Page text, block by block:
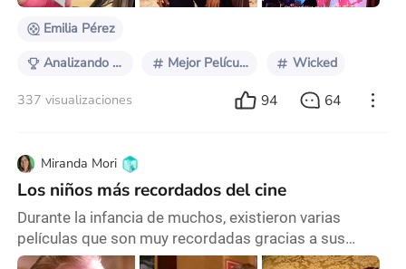
Emilia Pérez
Analizando los premios Óscar 2025 Mejor Película Wicked
337 visualizaciones 94 64
Miranda Mori
Los niños más recordados del cine
Durante la infancia de muchos, existieron varias
películas que son muy recordadas gracias a sus
protagonistas infantiles. Todos tenían un encanto que